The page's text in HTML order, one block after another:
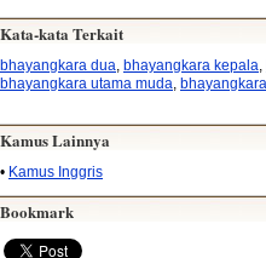
Kata-kata Terkait
bhayangkara dua bhayangkara kepala
bhayangkara utama muda
Kamus Lainnya
• Kamus Inggris
Bookmark